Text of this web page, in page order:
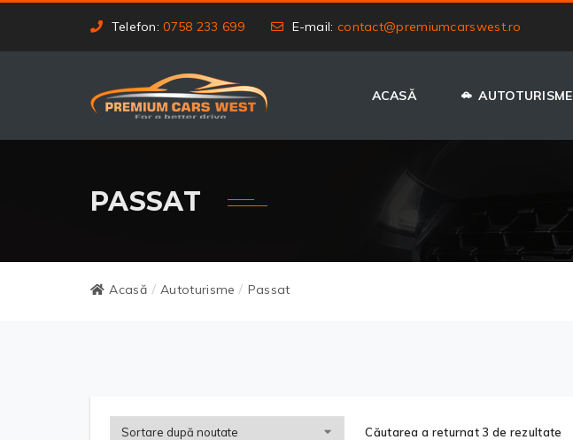
Telefon:0758 233 699 E-mail: contact@premiumcarswest.ro
ACASĂ AUTOTURISME
PASSAT
Acasă / Autoturisme / Passat
Căutarea a returnat 3 de rezultate